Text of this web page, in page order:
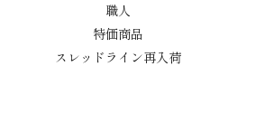
職人
特価商品
スレッドライン再入荷